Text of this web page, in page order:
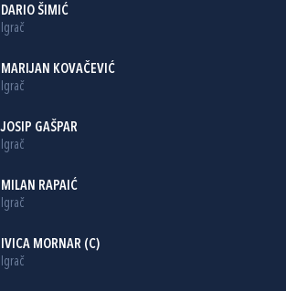
DARIO ŠIMIĆ
Igrač
MARIJAN KOVAČEVIĆ
Igrač
JOSIP GAŠPAR
Igrač
MILAN RAPAIĆ
Igrač
IVICA MORNAR (C)
Igrač